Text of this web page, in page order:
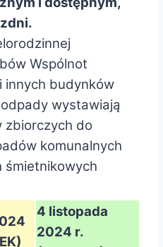
Wspólnot
innych budynków
wystawiają
zbiorczych do
komunalnych
śmietnikowych
4 listopada
2024 r.